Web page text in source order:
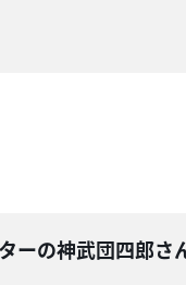
ーの神武団四郎